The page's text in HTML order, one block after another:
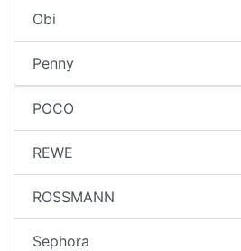
Obi
Penny
POCO
REWE
ROSSMANN
Sephora